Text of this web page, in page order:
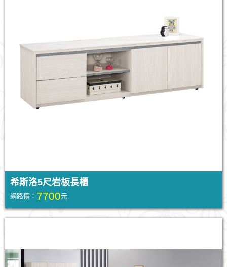
希斯洛5尺岩板長櫃
網路價： 7700元